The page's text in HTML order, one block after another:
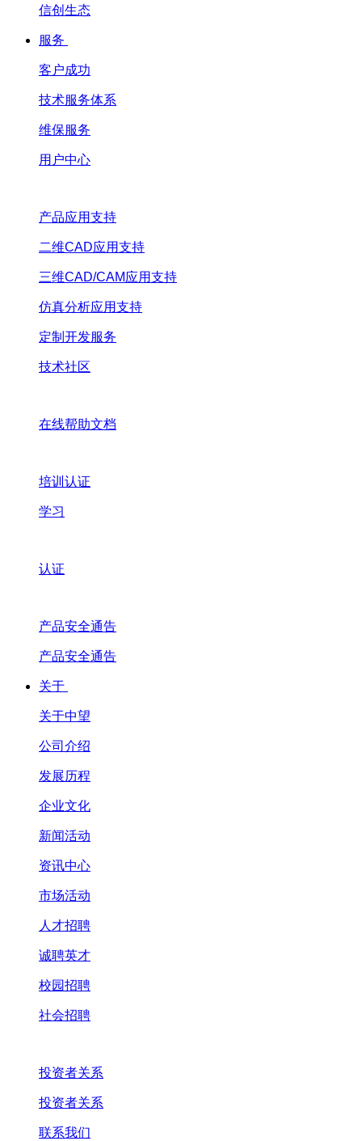
信创生态
服务
客户成功
技术服务体系
维保服务
用户中心
产品应用支持
二维CAD应用支持
三维CAD/CAM应用支持
仿真分析应用支持
定制开发服务
技术社区
在线帮助文档
培训认证
学习
认证
产品安全通告
产品安全通告
关于
关于中望
公司介绍
发展历程
企业文化
新闻活动
资讯中心
市场活动
人才招聘
诚聘英才
校园招聘
社会招聘
投资者关系
投资者关系
联系我们